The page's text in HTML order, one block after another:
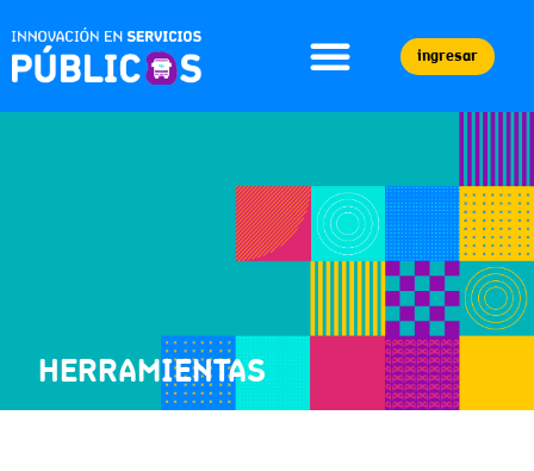
ingresar
HERRAMIENTAS